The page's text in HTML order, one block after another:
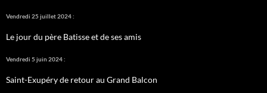
Vendredi 25 juillet 2024 :
Le jour du père Batisse et de ses amis
Vendredi 5 juin 2024 :
Saint-Exupéry de retour au Grand Balcon